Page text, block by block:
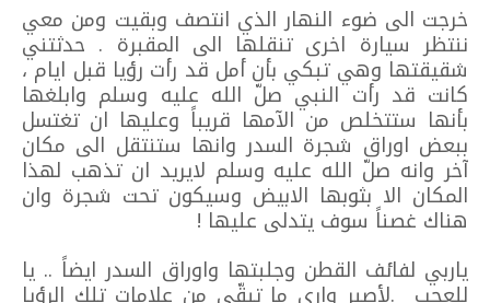
خرجت الى ضوء النهار الذي انتصف وبقيت ومن معي
ننتظر سيارة اخرى تنقلها الى المقبرة . حدثتني
شقيقتها وهي تبكي بأن أمل قد رأت رؤيا قبل ايام ،
كانت قد رأت النبي صلّ الله عليه وسلم وابلغها
بأنها ستتخلص من الآمها قريباً وعليها ان تغتسل
ببعض اوراق شجرة السدر وانها ستنتقل الى مكان
آخر وانه صلّ الله عليه وسلم لايريد ان تذهب لهذا
المكان الا بثوبها الابيض وسيكون تحت شجرة وان
هناك غصناً سوف يتدلى عليها !
ياربي لفائف القطن وجلبتها واوراق السدر ايضاً .. يا
للعجب .لأصبر وارى ما تبقّى من علامات تلك الرؤيا